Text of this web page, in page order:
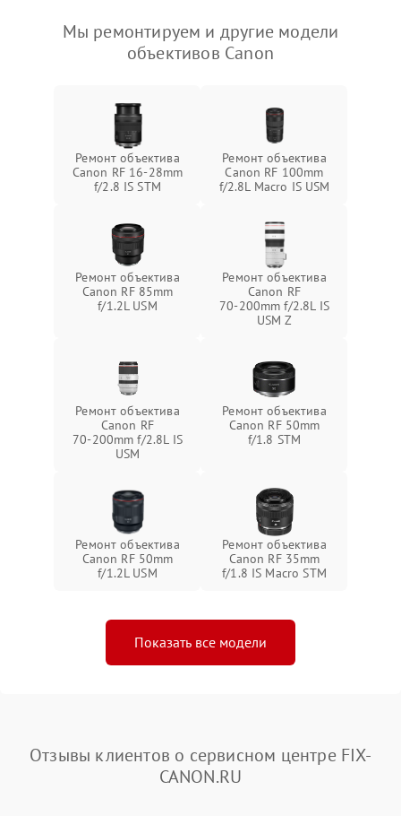
Мы ремонтируем и другие модели
объективов Canon
Ремонт объектива
Canon RF 16‑28mm
f/2.8 IS STM
Ремонт объектива
Canon RF 100mm
f/2.8L Macro IS USM
Ремонт объектива
Canon RF 85mm
f/1.2L USM
Ремонт объектива
Canon RF
70‑200mm f/2.8L IS
USM Z
Ремонт объектива
Canon RF
70‑200mm f/2.8L IS
USM
Ремонт объектива
Canon RF 50mm
f/1.8 STM
Ремонт объектива
Canon RF 50mm
f/1.2L USM
Ремонт объектива
Canon RF 35mm
f/1.8 IS Macro STM
Показать все модели
Отзывы клиентов о сервисном центре FIX-
CANON.RU